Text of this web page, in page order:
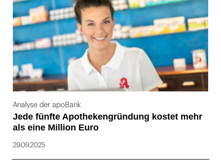
Analyse der apoBank
Jede fünfte Apothekengründung kostet mehr
als eine Million Euro
29.09.2025